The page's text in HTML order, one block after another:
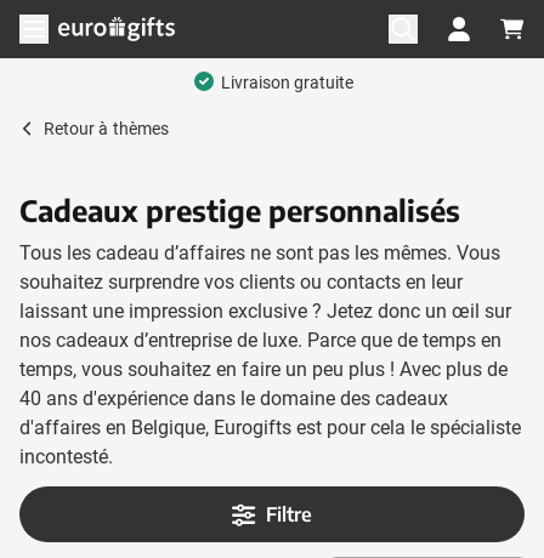
Aller au contenu
Ouvrir le menu
Gamme complète
Retour à thèmes
Cadeaux prestige personnalisés
Tous les cadeau d’affaires ne sont pas les mêmes. Vous
souhaitez surprendre vos clients ou contacts en leur
laissant une impression exclusive ? Jetez donc un œil sur
nos cadeaux d’entreprise de luxe. Parce que de temps en
temps, vous souhaitez en faire un peu plus ! Avec plus de
40 ans d'expérience dans le domaine des cadeaux
d'affaires en Belgique, Eurogifts est pour cela le spécialiste
incontesté.
Filtre